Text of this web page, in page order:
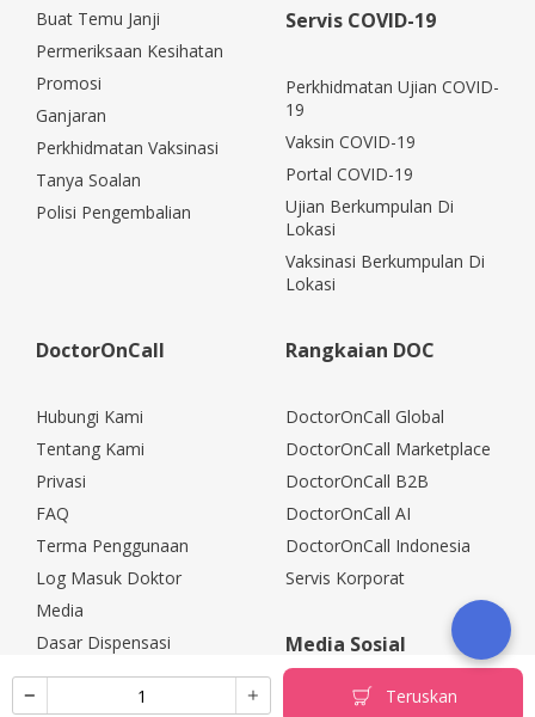
Teruskan
Buat Temu Janji
Permeriksaan Kesihatan
Promosi
Ganjaran
Perkhidmatan Vaksinasi
Tanya Soalan
Polisi Pengembalian
Servis COVID-19
Perkhidmatan Ujian COVID-
19
Vaksin COVID-19
Portal COVID-19
Ujian Berkumpulan Di
Lokasi
Vaksinasi Berkumpulan Di
Lokasi
DoctorOnCall
Hubungi Kami
Tentang Kami
Privasi
FAQ
Terma Penggunaan
Log Masuk Doktor
Media
Dasar Dispensasi
Kerjaya
Rakan Kongsi Korporat
Rangkaian DOC
DoctorOnCall Global
DoctorOnCall Marketplace
DoctorOnCall B2B
DoctorOnCall AI
DoctorOnCall Indonesia
Servis Korporat
Media Sosial